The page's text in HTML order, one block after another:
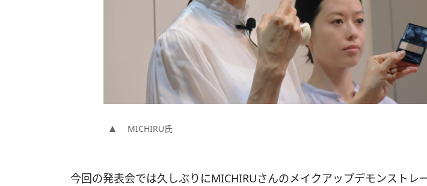
MICHIRU氏
今回の発表会では久しぶりにMICHIRUさんのメイクアップデモンストレ